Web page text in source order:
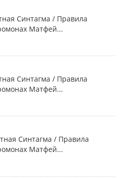
Синтагма / Правила
Матфей...
Синтагма / Правила
Матфей...
Синтагма / Правила
Матфей...